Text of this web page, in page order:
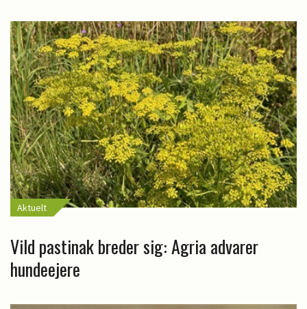
Aktuelt
Vild pastinak breder sig: Agria advarer
hundeejere